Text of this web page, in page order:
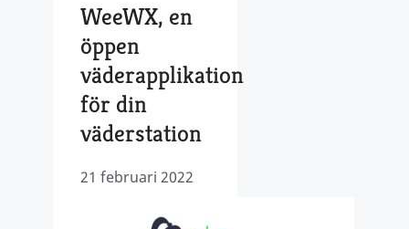
WeeWX, en
öppen
väderapplikation
för din
väderstation
21 februari 2022